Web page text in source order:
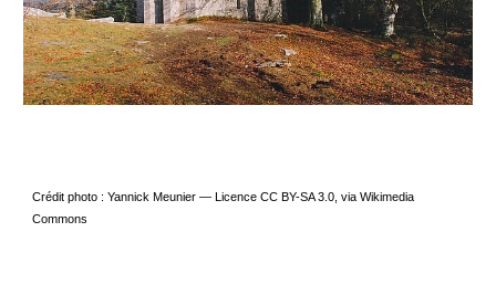
Crédit photo : Yannick Meunier — Licence CC BY-SA 3.0, via Wikimedia
Commons